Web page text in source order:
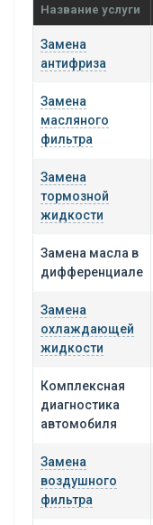
Название услуги
Замена
антифриза
Замена
масляного
фильтра
Замена
тормозной
жидкости
Замена масла в
дифференциале
Замена
охлаждающей
жидкости
Комплексная
диагностика
автомобиля
Замена
воздушного
фильтра